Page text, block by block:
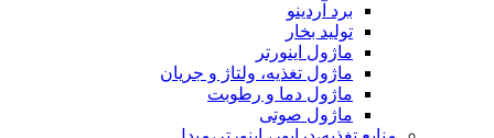
برد آردینو
تولید بخار
ماژول اینورتر
ماژول تغذیه، ولتاژ و جریان
ماژول دما و رطوبت
ماژول صوتی